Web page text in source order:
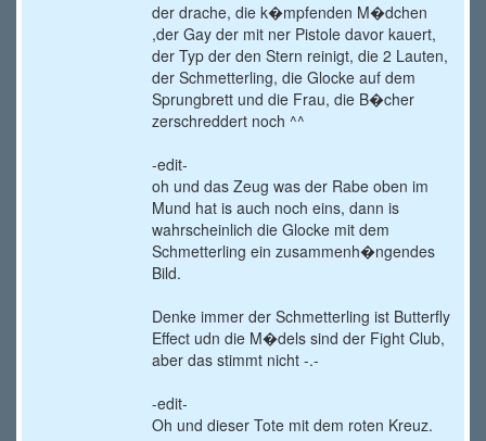
der drache, die k�mpfenden M�dchen
,der Gay der mit ner Pistole davor kauert,
der Typ der den Stern reinigt, die 2 Lauten,
der Schmetterling, die Glocke auf dem
Sprungbrett und die Frau, die B�cher
zerschreddert noch ^^
-edit-
oh und das Zeug was der Rabe oben im
Mund hat is auch noch eins, dann is
wahrscheinlich die Glocke mit dem
Schmetterling ein zusammenh�ngendes
Bild.
Denke immer der Schmetterling ist Butterfly
Effect udn die M�dels sind der Fight Club,
aber das stimmt nicht -.-
-edit-
Oh und dieser Tote mit dem roten Kreuz.